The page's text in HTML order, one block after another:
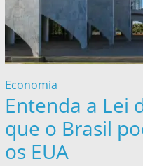
Economia
Entenda a Lei
que o Brasil
os EUA